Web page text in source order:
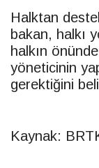
Halktan
bakan, halkı
halkın
yöneticinin
gerektiğini
Kaynak: